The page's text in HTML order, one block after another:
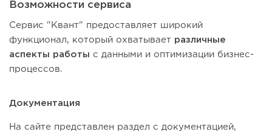
Возможности сервиса
Сервис "Квант" предоставляет широкий
функционал, который охватывает различные
аспекты работы с данными и оптимизации бизнес-
процессов.
Документация
На сайте представлен раздел с документацией,